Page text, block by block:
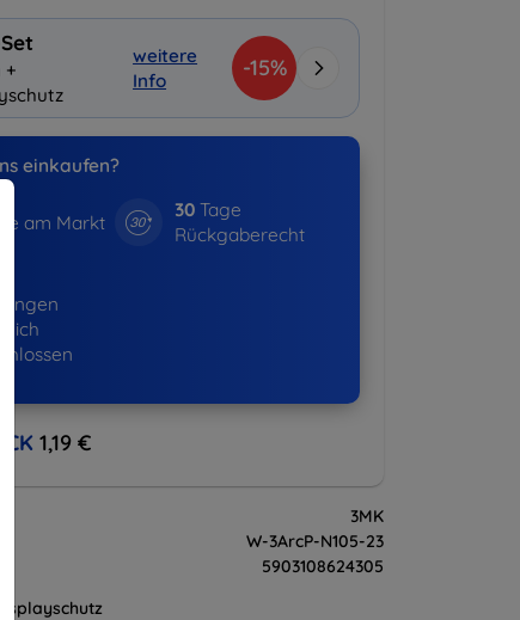
+
weitere
Info
-15%
einkaufen?
am Markt
30Tage
Rückgaberecht
1,19 €
3MK
W-3ArcP-N105-23
5903108624305
Displayschutz